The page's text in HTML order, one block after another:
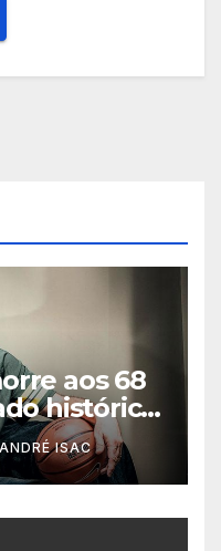
aos 68
histórico
ANDRÉ ISAC